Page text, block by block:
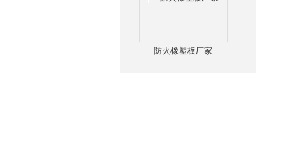
防火橡塑板厂家